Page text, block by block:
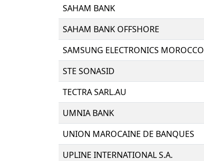
SAHAM BANK
SAHAM BANK OFFSHORE
SAMSUNG ELECTRONICS MOROCCO
STE SONASID
TECTRA SARL.AU
UMNIA BANK
UNION MAROCAINE DE BANQUES
UPLINE INTERNATIONAL S.A.